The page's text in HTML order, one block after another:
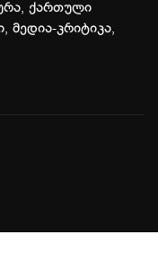
ქართული
კრიტიკა,